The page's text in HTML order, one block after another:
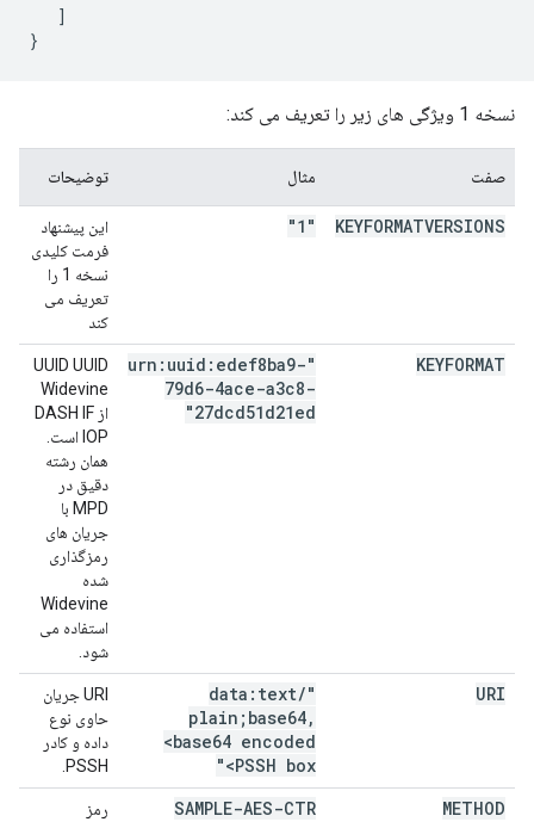
   ]
نسخه 1 ویژگی های زیر را تعریف می کند:
صفت مثال توضیحات
KEYFORMATVERSIONS
"1"
این پیشنهاد
فرمت کلیدی
نسخه 1 را
تعریف می
کند
KEYFORMAT
"urn:uuid:edef8ba9-
79d6-4ace-a3c8-
27dcd51d21ed"
UUID UUID
Widevine
از DASH IF
IOP است.
همان رشته
دقیق در
MPD با
جریان های
رمزگذاری
شده
Widevine
استفاده می
شود.
URI
"data:text
/
plain;base64,
<base64 encoded
PSSH box>"
URI جریان
حاوی نوع
داده و کادر
PSSH.
METHOD
SAMPLE-AES-CTR
رمز